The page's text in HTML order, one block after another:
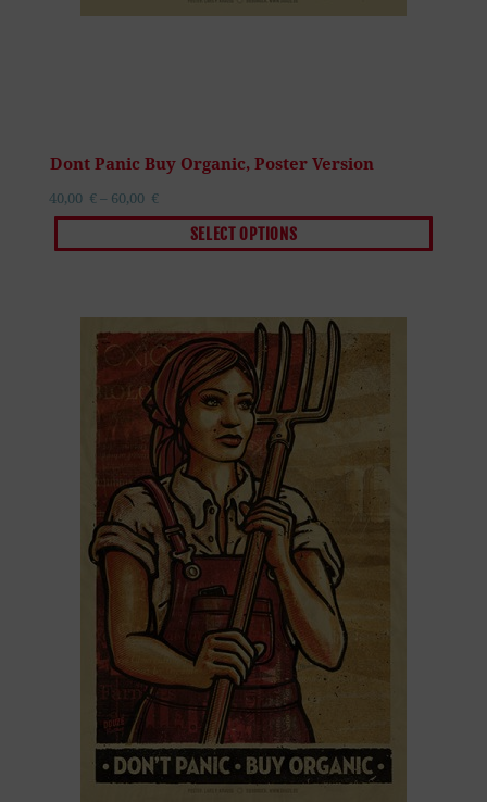
Dont Panic Buy Organic, Poster Version
40,00 €– 60,00 €
SELECT OPTIONS